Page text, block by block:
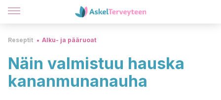
Reseptit Alku- ja pääruoat
Näin valmistuu hauska
kananmunanauha